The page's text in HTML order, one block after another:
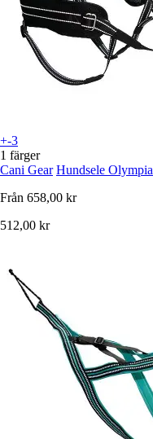
+-3
1 färger
Cani Gear Hundsele Olympia
Från 658,00 kr
512,00 kr